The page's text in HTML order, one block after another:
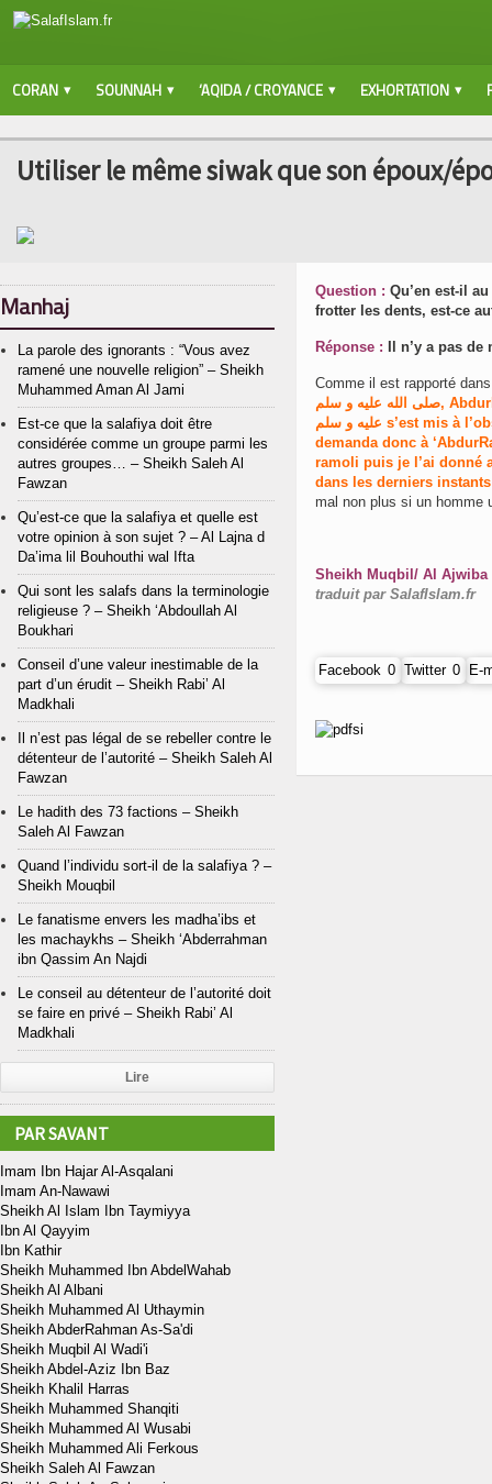
CORAN SOUNNAH ‘AQIDA / CROYANCE EXHORTATION
Utiliser le même siwak que son époux/
Question : Qu’en est-il
frotter les dents, est-ce
Réponse : Il n’y a pas de
صلى الله عليه و سلم, A
عليه و سلم s’est mis à l’observer et ‘Aïsha comprit à ce moment là qu’il désirait le siwak. Elle
demanda donc à
ramoli puis je l’ai donné
dans les derniers
mal non plus si un homme
Sheikh Muqbil/ Al Ajwiba
traduit par SalafIslam.fr
Facebook 0 Twitter 0 E-
Manhaj
La parole des ignorants : “Vous avez
ramené une nouvelle religion” – Sheikh
Muhammed Aman Al Jami
Est-ce que la salafiya doit être
considérée comme un groupe parmi les
autres groupes… – Sheikh Saleh Al
Fawzan
Qu’est-ce que la salafiya et quelle est
votre opinion à son sujet ? – Al Lajna d
Da’ima lil Bouhouthi wal Ifta
Qui sont les salafs dans la terminologie
religieuse ? – Sheikh ‘Abdoullah Al
Boukhari
Conseil d’une valeur inestimable de la
part d’un érudit – Sheikh Rabi’ Al
Madkhali
Il n’est pas légal de se rebeller contre le
détenteur de l’autorité – Sheikh Saleh Al
Fawzan
Le hadith des 73 factions – Sheikh
Saleh Al Fawzan
Quand l’individu sort-il de la salafiya ? –
Sheikh Mouqbil
Le fanatisme envers les madha’ibs et
les machaykhs – Sheikh ‘Abderrahman
ibn Qassim An Najdi
Le conseil au détenteur de l’autorité doit
se faire en privé – Sheikh Rabi’ Al
Madkhali
Lire
PAR SAVANT
Imam Ibn Hajar Al-Asqalani
Imam An-Nawawi
Sheikh Al Islam Ibn Taymiyya
Ibn Al Qayyim
Ibn Kathir
Sheikh Muhammed Ibn AbdelWahab
Sheikh Al Albani
Sheikh Muhammed Al Uthaymin
Sheikh AbderRahman As-Sa'di
Sheikh Muqbil Al Wadi'i
Sheikh Abdel-Aziz Ibn Baz
Sheikh Khalil Harras
Sheikh Muhammed Shanqiti
Sheikh Muhammed Al Wusabi
Sheikh Muhammed Ali Ferkous
Sheikh Saleh Al Fawzan